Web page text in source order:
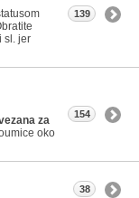
sl. jer
139
za
oko
154
38